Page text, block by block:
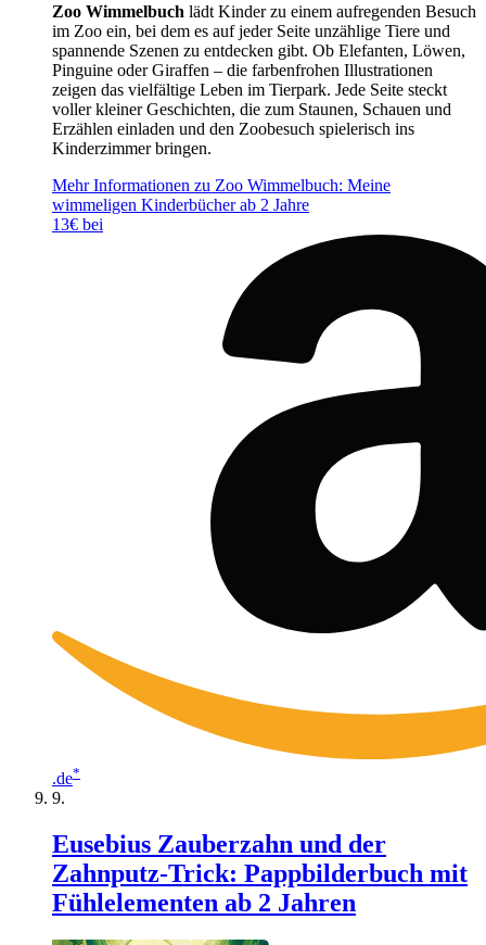
Zoo Wimmelbuch lädt Kinder zu einem aufregenden Besuch
im Zoo ein, bei dem es auf jeder Seite unzählige Tiere und
spannende Szenen zu entdecken gibt. Ob Elefanten, Löwen,
Pinguine oder Giraffen – die farbenfrohen Illustrationen
zeigen das vielfältige Leben im Tierpark. Jede Seite steckt
voller kleiner Geschichten, die zum Staunen, Schauen und
Erzählen einladen und den Zoobesuch spielerisch ins
Kinderzimmer bringen.
Mehr Informationen zu Zoo Wimmelbuch: Meine
wimmeligen Kinderbücher ab 2 Jahre
13€ bei
.de*
Eusebius Zauberzahn und der
Zahnputz-Trick: Pappbilderbuch mit
Fühlelementen ab 2 Jahren